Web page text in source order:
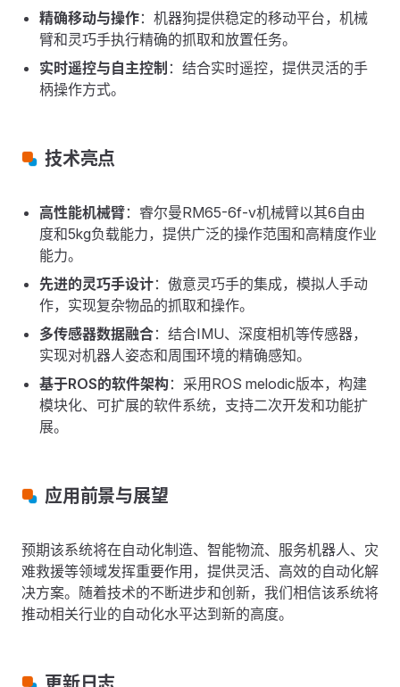
精确移动与操作：机器狗提供稳定的移动平台，机械
臂和灵巧手执行精确的抓取和放置任务。
实时遥控与自主控制 ：结合实时遥控，提供灵活的手
柄操作方式。
技术亮点
高性能机械臂：睿尔曼RM65-6f-v机械臂以其6自由
度和5kg负载能力，提供广泛的操作范围和高精度作业
能力。
先进的灵巧手设计：傲意灵巧手的集成，模拟人手动
作，实现复杂物品的抓取和操作。
多传感器数据融合：结合IMU、深度相机等传感器，
实现对机器人姿态和周围环境的精确感知。
基于ROS的软件架构：采用ROS melodic版本，构建
模块化、可扩展的软件系统，支持二次开发和功能扩
展。
应用前景与展望
预期该系统将在自动化制造、智能物流、服务机器人、灾
难救援等领域发挥重要作用，提供灵活、高效的自动化解
决方案。随着技术的不断进步和创新，我们相信该系统将
推动相关行业的自动化水平达到新的高度。